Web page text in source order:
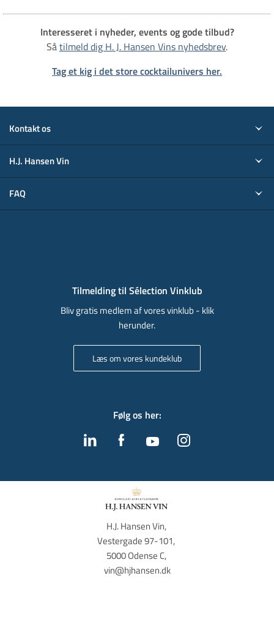
Interesseret i nyheder, events og gode tilbud?
Såtilmeld dig H. J. Hansen Vins nyhedsbrev.
Tag et kig i det store cocktailunivers her.
Kontakt os
H.J. Hansen Vin
FAQ
Tilmelding til Sélection Vinklub
Bliv gratis medlem af vores vinklub - klik
herunder.
Læs om vores kundeklub
Følg os her:
H.J. Hansen Vin,
Vestergade 97-101,
5000 Odense C,
vin@hjhansen.dk